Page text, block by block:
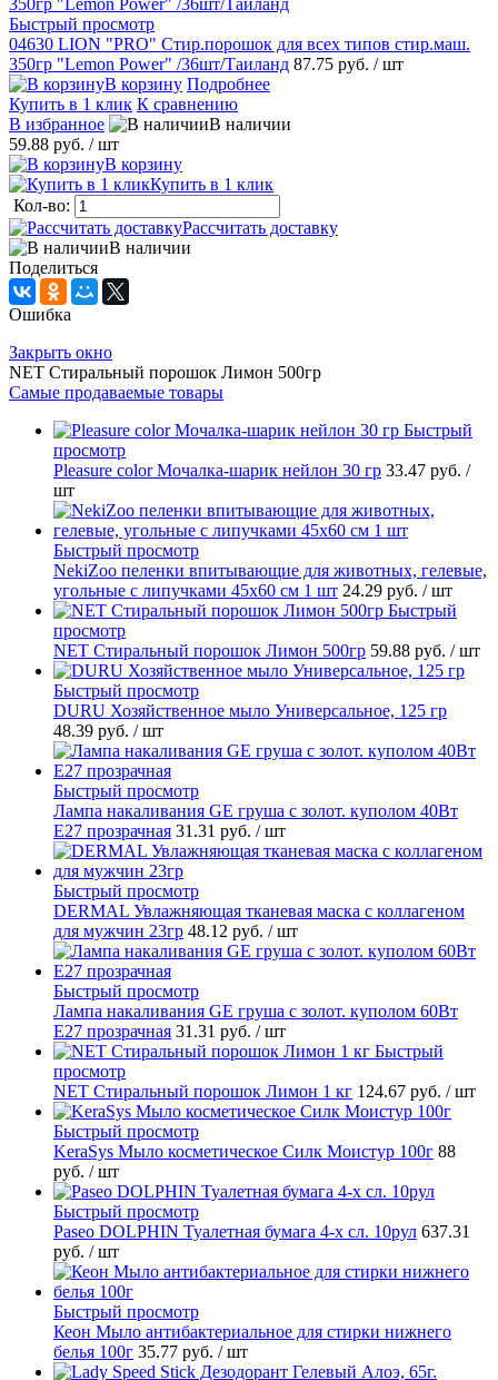
Быстрый просмотр
04630 LION "PRO" Стир.порошок для всех типов стир.маш.
350гр "Lemon Power" /36шт/Таиланд 87.75 руб. / шт
В корзину Подробнее
Купить в 1 клик К сравнению
В избранное
В наличии
59.88 руб. / шт
В корзину
Купить в 1 клик
Кол-во:
Рассчитать доставку
В наличии
Поделиться
Ошибка
Закрыть окно
NET Стиральный порошок Лимон 500гр
Самые продаваемые товары
Быстрый
просмотр
Pleasure сolor Мочалка-шарик нейлон 30 гр 33.47 руб. /
шт
Быстрый просмотр
NekiZoo пеленки впитывающие для животных, гелевые,
угольные с липучками 45х60 см 1 шт 24.29 руб. / шт
Быстрый
просмотр
NET Стиральный порошок Лимон 500гр 59.88 руб. / шт
Быстрый просмотр
DURU Хозяйственное мыло Универсальное, 125 гр
48.39 руб. / шт
Быстрый просмотр
Лампа накаливания GE груша с золот. куполом 40Вт
Е27 прозрачная 31.31 руб. / шт
Быстрый просмотр
DERMAL Увлажняющая тканевая маска с коллагеном
для мужчин 23гр 48.12 руб. / шт
Быстрый просмотр
Лампа накаливания GE груша с золот. куполом 60Вт
Е27 прозрачная 31.31 руб. / шт
Быстрый
просмотр
NET Стиральный порошок Лимон 1 кг 124.67 руб. / шт
Быстрый просмотр
KeraSys Мыло косметическое Силк Моистур 100г 88
руб. / шт
Быстрый просмотр
Paseo DOLPHIN Туалетная бумага 4-х сл. 10рул 637.31
руб. / шт
Быстрый просмотр
Кеон Мыло антибактериальное для стирки нижнего
белья 100г 35.77 руб. / шт